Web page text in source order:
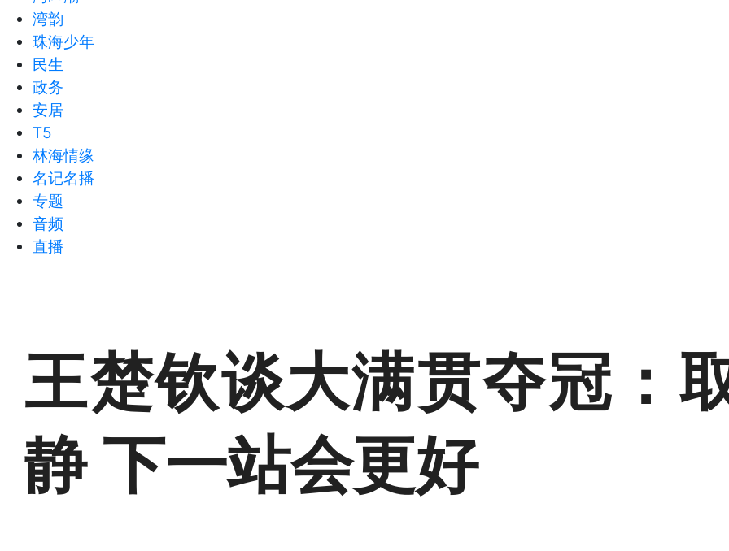
湾韵
珠海少年
民生
政务
安居
T5
林海情缘
名记名播
专题
音频
直播
王楚钦谈大满贯夺冠：
静 下一站会更好